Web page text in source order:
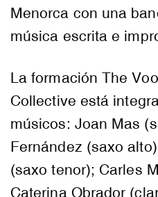
Menorca con una
música escrita e
La formación The
Collective está
músicos: Joan Mas
Fernández (saxo
(saxo tenor); Carles
Caterina Obrador